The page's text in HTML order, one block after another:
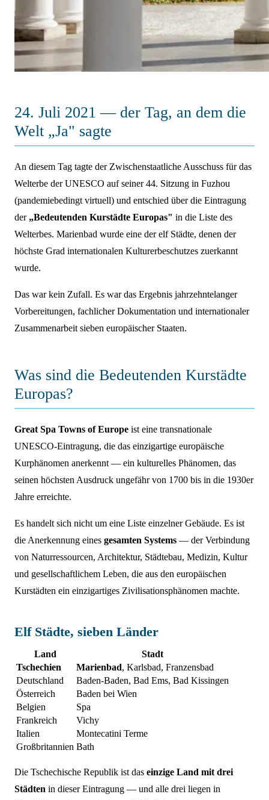
24. Juli 2021 — der Tag, an dem die
Welt „Ja" sagte
An diesem Tag tagte der Zwischenstaatliche Ausschuss für das
Welterbe der UNESCO auf seiner 44. Sitzung in Fuzhou
(pandemiebedingt virtuell) und entschied über die Eintragung
der „Bedeutenden Kurstädte Europas" in die Liste des
Welterbes. Marienbad wurde eine der elf Städte, denen der
höchste Grad internationalen Kulturerbeschutzes zuerkannt
wurde.
Das war kein Zufall. Es war das Ergebnis jahrzehntelanger
Vorbereitungen, fachlicher Dokumentation und internationaler
Zusammenarbeit sieben europäischer Staaten.
Was sind die Bedeutenden Kurstädte
Europas?
Great Spa Towns of Europe ist eine transnationale
UNESCO-Eintragung, die das einzigartige europäische
Kurphänomen anerkennt — ein kulturelles Phänomen, das
seinen höchsten Ausdruck ungefähr von 1700 bis in die 1930er
Jahre erreichte.
Es handelt sich nicht um eine Liste einzelner Gebäude. Es ist
die Anerkennung eines gesamten Systems — der Verbindung
von Naturressourcen, Architektur, Städtebau, Medizin, Kultur
und gesellschaftlichem Leben, die aus den europäischen
Kurstädten ein einzigartiges Zivilisationsphänomen machte.
Elf Städte, sieben Länder
Land
Stadt
Tschechien
Marienbad, Karlsbad, Franzensbad
Deutschland
Baden-Baden, Bad Ems, Bad Kissingen
Österreich
Baden bei Wien
Belgien
Spa
Frankreich
Vichy
Italien
Montecatini Terme
Großbritannien Bath
Die Tschechische Republik ist das einzige Land mit drei
Städten in dieser Eintragung — und alle drei liegen in